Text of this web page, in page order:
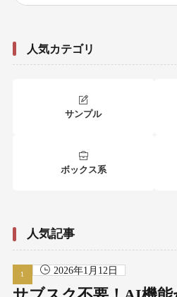
人気カテゴリ
サンプル
ボックス系
人気記事
2026年1月12日